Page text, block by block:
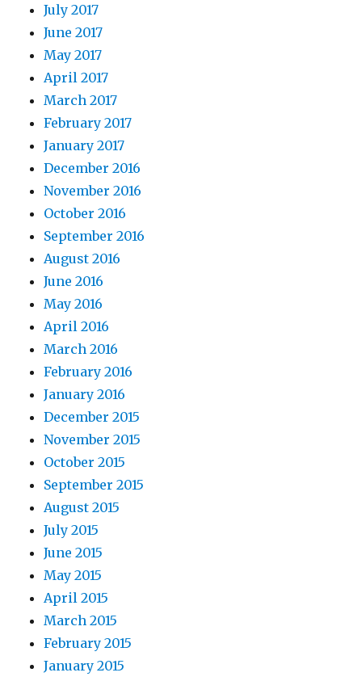
July 2017
June 2017
May 2017
April 2017
March 2017
February 2017
January 2017
December 2016
November 2016
October 2016
September 2016
August 2016
June 2016
May 2016
April 2016
March 2016
February 2016
January 2016
December 2015
November 2015
October 2015
September 2015
August 2015
July 2015
June 2015
May 2015
April 2015
March 2015
February 2015
January 2015